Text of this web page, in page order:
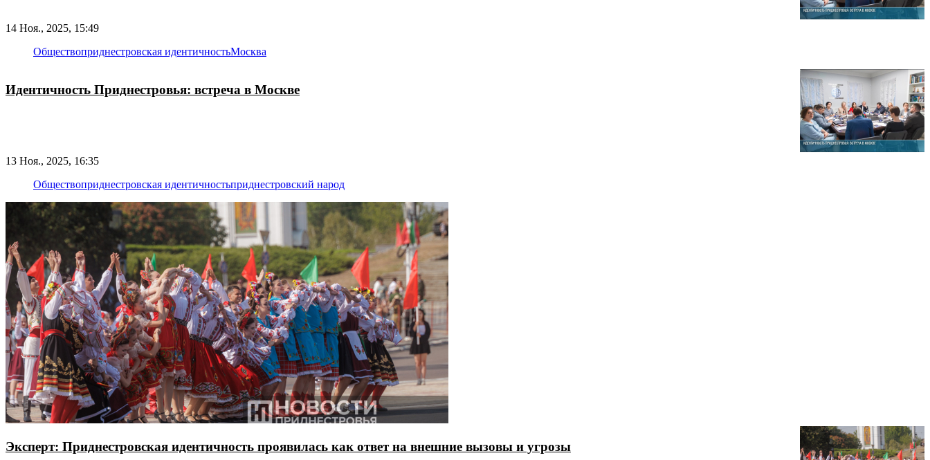
14 Ноя., 2025, 15:49
Обществоприднестровская идентичностьМосква
Идентичность Приднестровья: встреча в Москве
13 Ноя., 2025, 16:35
Обществоприднестровская идентичностьприднестровский народ
Эксперт: Приднестровская идентичность проявилась как ответ на внешние вызовы и угрозы